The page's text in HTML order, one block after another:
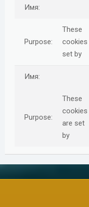
These
cookies
set by
These
cookies
are set
by